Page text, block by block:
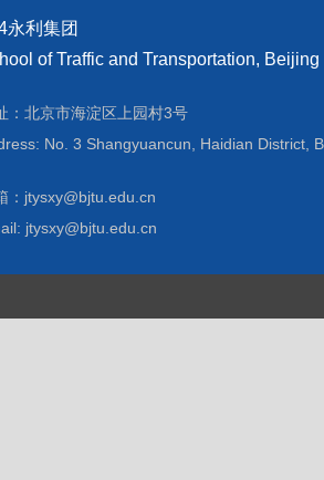
永利集团
of Traffic and Transportation,
：北京市海淀区上园村3号
No. 3 Shangyuancun, Haidian District,
：jtysxy@bjtu.edu.cn
jtysxy@bjtu.edu.cn